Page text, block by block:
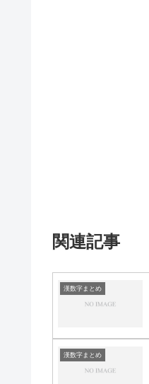
関連記事
漢数字まとめ
漢数字まとめ